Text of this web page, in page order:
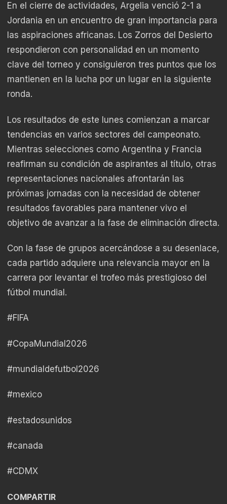
En el cierre de actividades, Argelia venció 2-1 a
Jordania en un encuentro de gran importancia para
las aspiraciones africanas. Los Zorros del Desierto
respondieron con personalidad en un momento
clave del torneo y consiguieron tres puntos que los
mantienen en la lucha por un lugar en la siguiente
ronda.
Los resultados de este lunes comienzan a marcar
tendencias en varios sectores del campeonato.
Mientras selecciones como Argentina y Francia
reafirman su condición de aspirantes al título, otras
representaciones nacionales afrontarán las
próximas jornadas con la necesidad de obtener
resultados favorables para mantener vivo el
objetivo de avanzar a la fase de eliminación directa.
Con la fase de grupos acercándose a su desenlace,
cada partido adquiere una relevancia mayor en la
carrera por levantar el trofeo más prestigioso del
fútbol mundial.
#FIFA
#CopaMundial2026
#mundialdefutbol2026
#mexico
#estadosunidos
#canada
#CDMX
COMPARTIR